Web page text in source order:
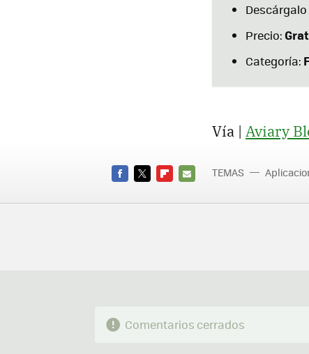
Descárgalo
Precio:
Categoría:
Vía | Aviary
MAIL
TEMAS
Comentarios cerrados